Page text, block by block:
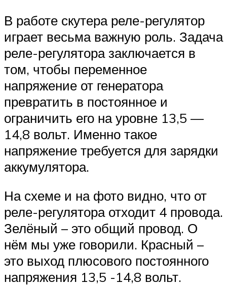
В работе скутера реле-регулятор
играет весьма важную роль. Задача
реле-регулятора заключается в
том, чтобы переменное
напряжение от генератора
превратить в постоянное и
ограничить его на уровне 13,5 —
14,8 вольт. Именно такое
напряжение требуется для зарядки
аккумулятора.
На схеме и на фото видно, что от
реле-регулятора отходит 4 провода.
Зелёный – это общий провод. О
нём мы уже говорили. Красный –
это выход плюсового постоянного
напряжения 13,5 -14,8 вольт.